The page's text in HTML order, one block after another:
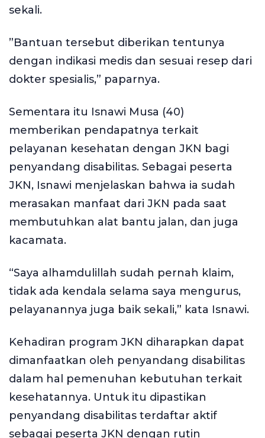
sekali.
”Bantuan tersebut diberikan tentunya
dengan indikasi medis dan sesuai resep dari
dokter spesialis,” paparnya.
Sementara itu Isnawi Musa (40)
memberikan pendapatnya terkait
pelayanan kesehatan dengan JKN bagi
penyandang disabilitas. Sebagai peserta
JKN, Isnawi menjelaskan bahwa ia sudah
merasakan manfaat dari JKN pada saat
membutuhkan alat bantu jalan, dan juga
kacamata.
“Saya alhamdulillah sudah pernah klaim,
tidak ada kendala selama saya mengurus,
pelayanannya juga baik sekali,” kata Isnawi.
Kehadiran program JKN diharapkan dapat
dimanfaatkan oleh penyandang disabilitas
dalam hal pemenuhan kebutuhan terkait
kesehatannya. Untuk itu dipastikan
penyandang disabilitas terdaftar aktif
sebagai peserta JKN dengan rutin